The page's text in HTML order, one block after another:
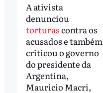
A ativista
denunciou
torturascontra os
acusados e também
criticou o governo
do presidente da
Argentina,
Mauricio Macri,